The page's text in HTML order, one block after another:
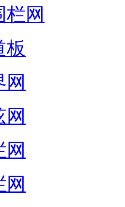
栏网
板
网